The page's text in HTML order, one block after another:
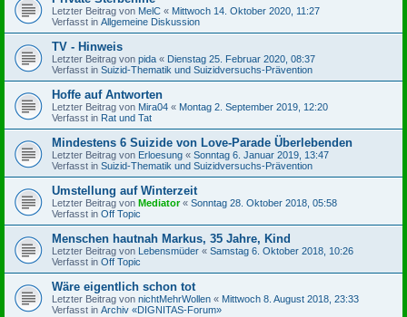
Letzter Beitrag von MelC « Mittwoch 14. Oktober 2020, 11:27
Verfasst in Allgemeine Diskussion
TV - Hinweis
Letzter Beitrag von pida « Dienstag 25. Februar 2020, 08:37
Verfasst in Suizid-Thematik und Suizidversuchs-Prävention
Hoffe auf Antworten
Letzter Beitrag von Mira04 « Montag 2. September 2019, 12:20
Verfasst in Rat und Tat
Mindestens 6 Suizide von Love-Parade Überlebenden
Letzter Beitrag von Erloesung « Sonntag 6. Januar 2019, 13:47
Verfasst in Suizid-Thematik und Suizidversuchs-Prävention
Umstellung auf Winterzeit
Letzter Beitrag von Mediator« Sonntag 28. Oktober 2018, 05:58
Verfasst in Off Topic
Menschen hautnah Markus, 35 Jahre, Kind
Letzter Beitrag von Lebensmüder « Samstag 6. Oktober 2018, 10:26
Verfasst in Off Topic
Wäre eigentlich schon tot
Letzter Beitrag von nichtMehrWollen « Mittwoch 8. August 2018, 23:33
Verfasst in Archiv «DIGNITAS-Forum»